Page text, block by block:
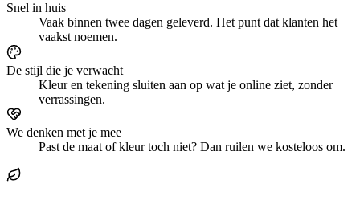
Snel in huis
Vaak binnen twee dagen geleverd. Het punt dat klanten het
vaakst noemen.
De stijl die je verwacht
Kleur en tekening sluiten aan op wat je online ziet, zonder
verrassingen.
We denken met je mee
Past de maat of kleur toch niet? Dan ruilen we kosteloos om.